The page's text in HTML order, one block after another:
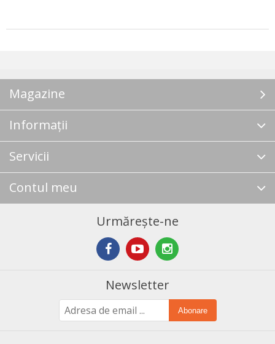
Magazine
Informații
Servicii
Contul meu
Urmărește-ne
Newsletter
Abonare